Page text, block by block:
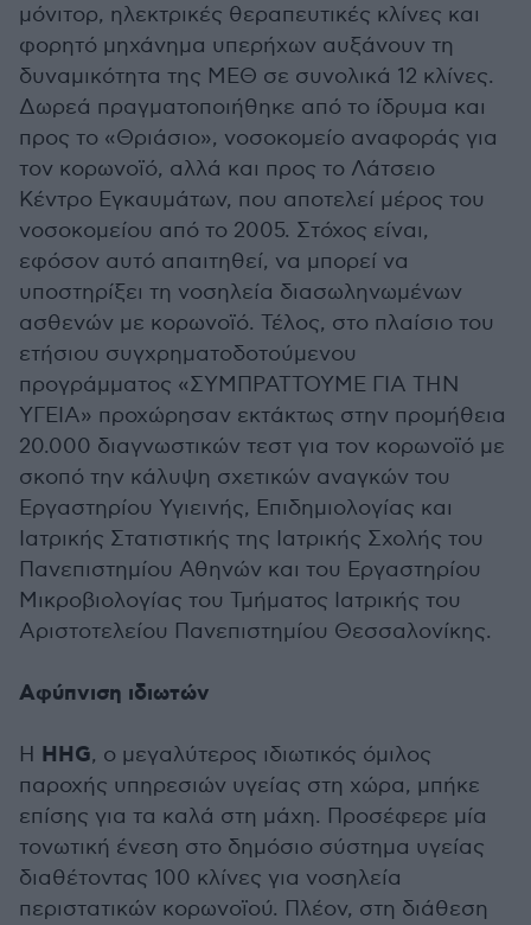
μόνιτορ, ηλεκτρικές θεραπευτικές κλίνες και
φορητό μηχάνημα υπερήχων αυξάνουν τη
δυναμικότητα της ΜΕΘ σε συνολικά 12 κλίνες.
Δωρεά πραγματοποιήθηκε από το ίδρυμα και
προς το «Θριάσιο», νοσοκομείο αναφοράς για
τον κορωνοϊό, αλλά και προς το Λάτσειο
Κέντρο Εγκαυμάτων, που αποτελεί μέρος του
νοσοκομείου από το 2005. Στόχος είναι,
εφόσον αυτό απαιτηθεί, να μπορεί να
υποστηρίξει τη νοσηλεία διασωληνωμένων
ασθενών με κορωνοϊό. Τέλος, στο πλαίσιο του
ετήσιου συγχρηματοδοτούμενου
προγράμματος «ΣΥΜΠΡΑΤΤΟΥΜΕ ΓΙΑ ΤΗΝ
ΥΓΕΙΑ» προχώρησαν εκτάκτως στην προμήθεια
20.000 διαγνωστικών τεστ για τον κορωνοϊό με
σκοπό την κάλυψη σχετικών αναγκών του
Εργαστηρίου Υγιεινής, Επιδημιολογίας και
Ιατρικής Στατιστικής της Ιατρικής Σχολής του
Πανεπιστημίου Αθηνών και του Εργαστηρίου
Μικροβιολογίας του Τμήματος Ιατρικής του
Αριστοτελείου Πανεπιστημίου Θεσσαλονίκης.
Αφύπνιση ιδιωτών
Η HHG, ο μεγαλύτερος ιδιωτικός όμιλος
παροχής υπηρεσιών υγείας στη χώρα, μπήκε
επίσης για τα καλά στη μάχη. Προσέφερε μία
τονωτική ένεση στο δημόσιο σύστημα υγείας
διαθέτοντας 100 κλίνες για νοσηλεία
περιστατικών κορωνοϊού. Πλέον, στη διάθεση